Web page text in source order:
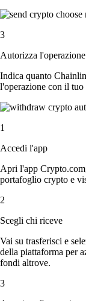
3
Autorizza l'operazione
Indica quanto
l'operazione con il tuo
1
Accedi l'app
Apri l'app
portafoglio crypto e
2
Scegli chi riceve
Vai su trasferisci e
della piattaforma per
fondi altrove.
3